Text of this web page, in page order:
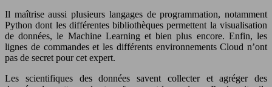
Il maîtrise aussi plusieurs langages de programmation, notamment
Python dont les différentes bibliothèques permettent la visualisation
de données, le Machine Learning et bien plus encore. Enfin, les
lignes de commandes et les différents environnements Cloud n’ont
pas de secret pour cet expert.
Les scientifiques des données savent collecter et agréger des